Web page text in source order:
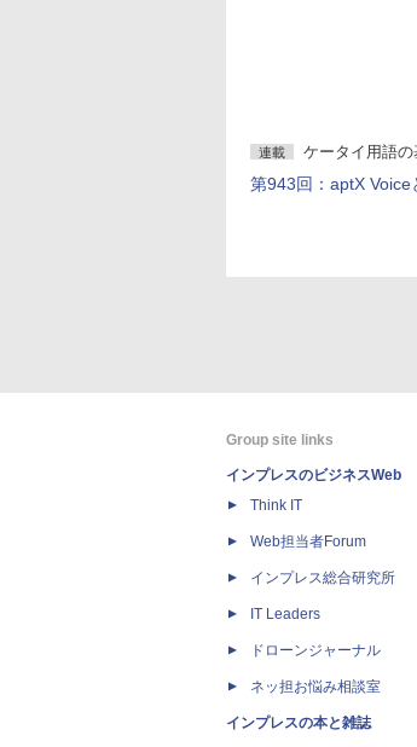
連載 ケータイ用語
第943回：aptX Voice
Group site links
インプレスのビジネスWeb
Think IT
Web担当者Forum
インプレス総合研究所
IT Leaders
ドローンジャーナル
ネッ担お悩み相談室
インプレスの本と雑誌